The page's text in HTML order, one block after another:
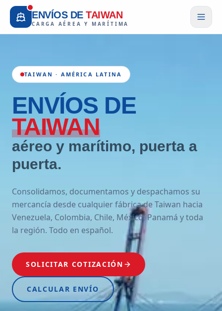
ENVÍOS DE TAIWAN
CARGA AÉREA Y MARÍTIMA
TAIWAN · AMÉRICA LATINA
ENVÍOS DE
TAIWAN
aéreo y marítimo, puerta a
puerta.
Consolidamos, documentamos y despachamos su
mercancía desde cualquier fábrica de Taiwan hacia
Venezuela, Colombia, Chile, México, Panamá y toda
la región. Todo en español.
SOLICITAR COTIZACIÓN
CALCULAR ENVÍO